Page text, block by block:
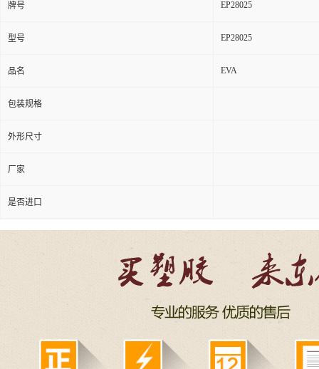
牌号 EP28025
型号 EP28025
品名 EVA
包装规格
外形尺寸
厂家
是否进口